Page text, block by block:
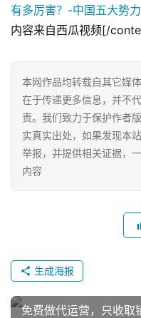
店
内容来自西瓜视频[/
本网作品均转载自其它媒
在于传递更多信息，并不
责。我们致力于保护作者
实真实出处，如果发现本
举报，并提供相关证据，
内容
生成海报
免费做代运营，只收取